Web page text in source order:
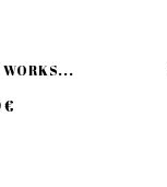
WORKS...
€